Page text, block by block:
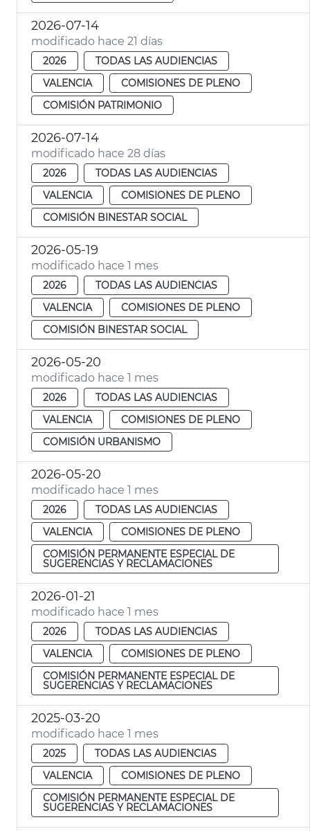
2026-07-14
modificado hace 21 días
2026
TODAS LAS AUDIENCIAS
VALENCIA
COMISIONES DE PLENO
COMISIÓN PATRIMONIO
2026-07-14
modificado hace 28 días
2026
TODAS LAS AUDIENCIAS
VALENCIA
COMISIONES DE PLENO
COMISIÓN BINESTAR SOCIAL
2026-05-19
modificado hace 1 mes
2026
TODAS LAS AUDIENCIAS
VALENCIA
COMISIONES DE PLENO
COMISIÓN BINESTAR SOCIAL
2026-05-20
modificado hace 1 mes
2026
TODAS LAS AUDIENCIAS
VALENCIA
COMISIONES DE PLENO
COMISIÓN URBANISMO
2026-05-20
modificado hace 1 mes
2026
TODAS LAS AUDIENCIAS
VALENCIA
COMISIONES DE PLENO
COMISIÓN PERMANENTE ESPECIAL DE
SUGERENCIAS Y RECLAMACIONES
2026-01-21
modificado hace 1 mes
2026
TODAS LAS AUDIENCIAS
VALENCIA
COMISIONES DE PLENO
COMISIÓN PERMANENTE ESPECIAL DE
SUGERENCIAS Y RECLAMACIONES
2025-03-20
modificado hace 1 mes
2025
TODAS LAS AUDIENCIAS
VALENCIA
COMISIONES DE PLENO
COMISIÓN PERMANENTE ESPECIAL DE
SUGERENCIAS Y RECLAMACIONES